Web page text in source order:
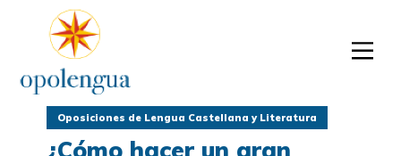
Oposiciones de Lengua Castellana y Literatura
¿Cómo hacer un gran